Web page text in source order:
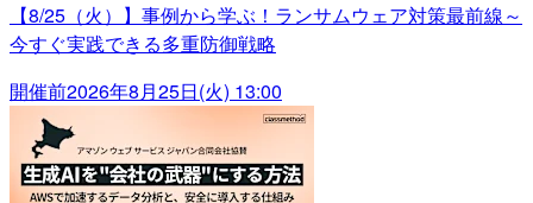
【8/25（火）】事例から学ぶ！ランサムウェア対策最前線～
今すぐ実践できる多重防御戦略
開催前2026年8月25日(火) 13:00